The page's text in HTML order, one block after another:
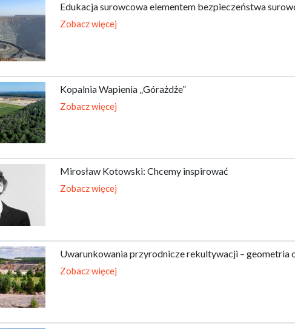
Edukacja surowcowa elementem bezpieczeństwa
Zobacz więcej
Kopalnia Wapienia „Górażdże”
Zobacz więcej
Mirosław Kotowski: Chcemy inspirować
Zobacz więcej
Uwarunkowania przyrodnicze rekultywacji – geometria
Zobacz więcej